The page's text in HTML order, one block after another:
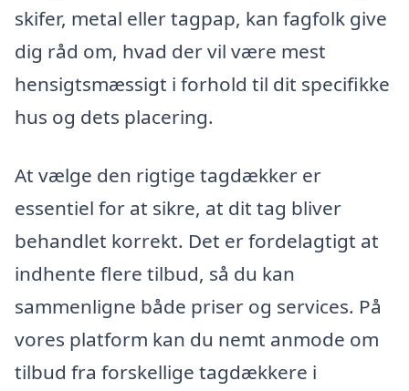
skifer, metal eller tagpap, kan fagfolk give
dig råd om, hvad der vil være mest
hensigtsmæssigt i forhold til dit specifikke
hus og dets placering.
At vælge den rigtige tagdækker er
essentiel for at sikre, at dit tag bliver
behandlet korrekt. Det er fordelagtigt at
indhente flere tilbud, så du kan
sammenligne både priser og services. På
vores platform kan du nemt anmode om
tilbud fra forskellige tagdækkere i